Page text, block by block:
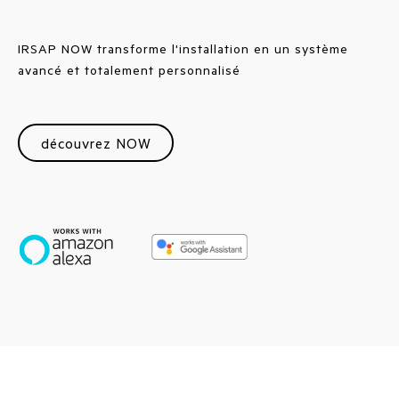
IRSAP NOW transforme l'installation en un système
avancé et totalement personnalisé
découvrez NOW